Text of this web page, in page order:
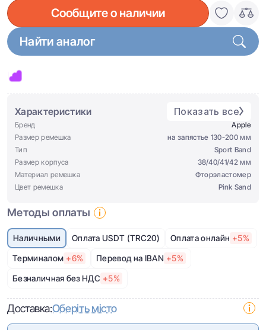
Сообщите о наличии
Найти аналог
Характеристики Показать все
Бренд
Apple
Размер ремешка
на запястье 130-200 мм
Тип
Sport Band
Размер корпуса
38/40/41/42 мм
Материал ремешка
Фторэластомер
Цвет ремешка
Pink Sand
Методы оплаты
Наличными Оплата USDT (TRC20) Оплата онлайн +5%
Терминалом +6% Перевод на IBAN +5%
Безналичная без НДС +5%
Доставка:Оберіть місто